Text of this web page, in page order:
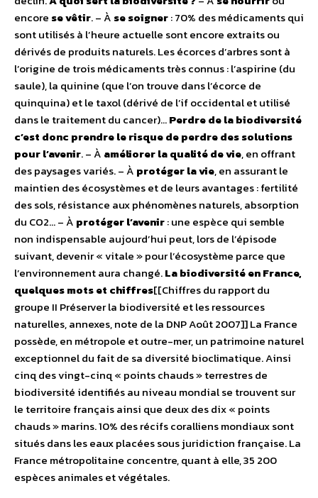
encore se vêtir. – À se soigner: 70% des médicaments qui
sont utilisés à l’heure actuelle sont encore extraits ou
dérivés de produits naturels. Les écorces d’arbres sont à
l’origine de trois médicaments très connus : l’aspirine (du
saule), la quinine (que l’on trouve dans l’écorce de
quinquina) et le taxol (dérivé de l’if occidental et utilisé
dans le traitement du cancer)…Perdre de la biodiversité
c’est donc prendre le risque de perdre des solutions
pour l’avenir. – À améliorer la qualité de vie, en offrant
des paysages variés. – À protéger la vie, en assurant le
maintien des écosystèmes et de leurs avantages : fertilité
des sols, résistance aux phénomènes naturels, absorption
du CO2… – À protéger l’avenir: une espèce qui semble
non indispensable aujourd’hui peut, lors de l’épisode
suivant, devenir « vitale » pour l’écosystème parce que
l’environnement aura changé.La biodiversité en France,
quelques mots et chiffres[[Chiffres du rapport du
groupe II Préserver la biodiversité et les ressources
naturelles, annexes, note de la DNP Août 2007]] La France
possède, en métropole et outre-mer, un patrimoine naturel
exceptionnel du fait de sa diversité bioclimatique. Ainsi
cinq des vingt-cinq « points chauds » terrestres de
biodiversité identifiés au niveau mondial se trouvent sur
le territoire français ainsi que deux des dix « points
chauds » marins. 10% des récifs coralliens mondiaux sont
situés dans les eaux placées sous juridiction française. La
France métropolitaine concentre, quant à elle, 35 200
espèces animales et végétales.